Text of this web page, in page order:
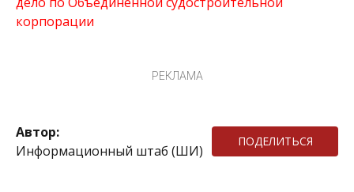
корпорации
РЕКЛАМА
Автор:
Информационный штаб (ШИ)
ПОДЕЛИТЬСЯ